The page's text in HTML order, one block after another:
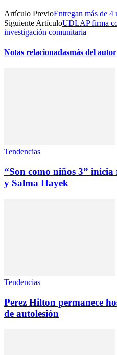
Artículo PrevioEntregan más de 4
Siguiente ArtículoUDLAP firma
investigación comunitaria
Notas relacionadasmás del autor
Tendencias
“Son como niños 3”
y Salma Hayek
Tendencias
Perez Hilton permanece
de autolesión